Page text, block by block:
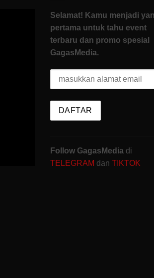
Selamat! Kamu menjadi
pertama untuk tahu event
terbaru dan promo spesial
GagasMedia.
Follow GagasMedia di
TELEGRAM dan TIKTOK